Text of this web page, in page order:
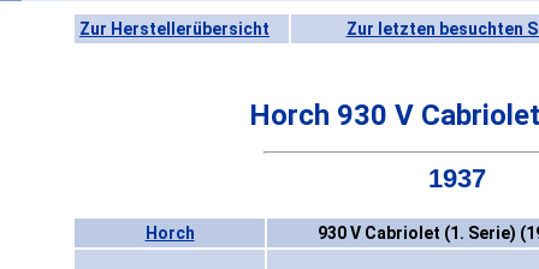
Zur Herstellerübersicht Zur letzten besuchten
Horch 930 V
1937
Horch 930 V Cabriolet (1. Serie)